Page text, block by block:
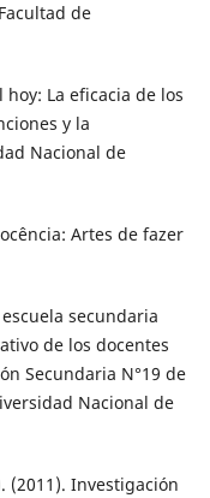
de
hoy: La eficacia de los
y la
Nacional de
Artes de fazer
secundaria
de los docentes
Secundaria N°19 de
Nacional de
(2011). Investigación